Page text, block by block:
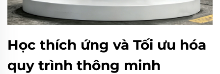
Học thích ứng và Tối ưu hóa
quy trình thông minh